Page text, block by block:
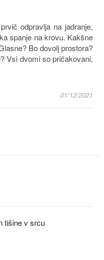
spanje na krovu. Kakšne
Bo dovolj prostora?
Vsi dvomi so pričakovani,
01/12/2021
tišine v srcu